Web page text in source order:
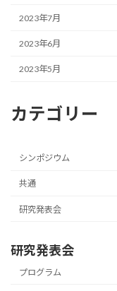
2023年7月
2023年6月
2023年5月
カテゴリー
シンポジウム
共通
研究発表会
研究発表会
プログラム